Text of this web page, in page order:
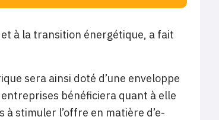
à la transition énergétique, a fait
sera ainsi doté d’une enveloppe
bénéficiera quant à elle
à stimuler l’offre en matière d’e-